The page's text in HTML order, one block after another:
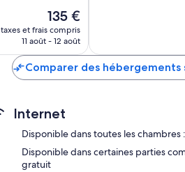
Le
nouveau
prix
de
135 €
135 €
taxes et frais compris
11 août - 12 août
Comparer des hébergements
Internet
Disponible dans toutes les chambres
Disponible dans certaines parties
gratuit